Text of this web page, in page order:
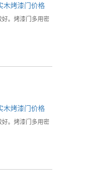
木烤漆门价格
。烤漆门多用密
木烤漆门价格
。烤漆门多用密